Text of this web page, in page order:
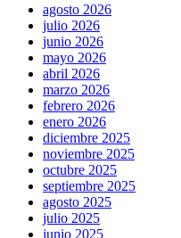
agosto 2026
julio 2026
junio 2026
mayo 2026
abril 2026
marzo 2026
febrero 2026
enero 2026
diciembre 2025
noviembre 2025
octubre 2025
septiembre 2025
agosto 2025
julio 2025
junio 2025